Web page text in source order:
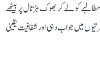
مطالبے کو لے کر بھوک ہڑتال پر بیٹھے
میں جواب دہی اور شفافیت یقینی